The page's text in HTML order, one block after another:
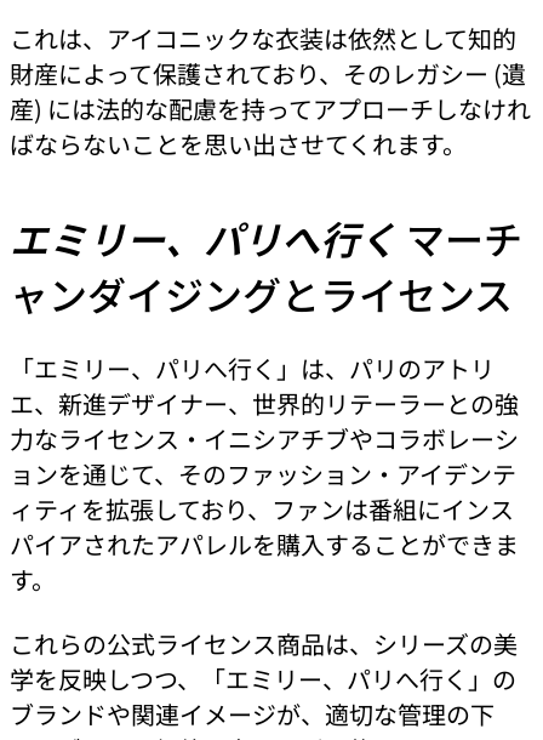
これは、アイコニックな衣装は依然として知的
財産によって保護されており、そのレガシー (遺
産) には法的な配慮を持ってアプローチしなけれ
ばならないことを思い出させてくれます。
エミリー、パリへ行く マーチ
ャンダイジングとライセンス
「エミリー、パリへ行く」は、パリのアトリ
エ、新進デザイナー、世界的リテーラーとの強
力なライセンス・イニシアチブやコラボレーシ
ョンを通じて、そのファッション・アイデンテ
ィティを拡張しており、ファンは番組にインス
パイアされたアパレルを購入することができま
す。
これらの公式ライセンス商品は、シリーズの美
学を反映しつつ、「エミリー、パリへ行く」の
ブランドや関連イメージが、適切な管理の下